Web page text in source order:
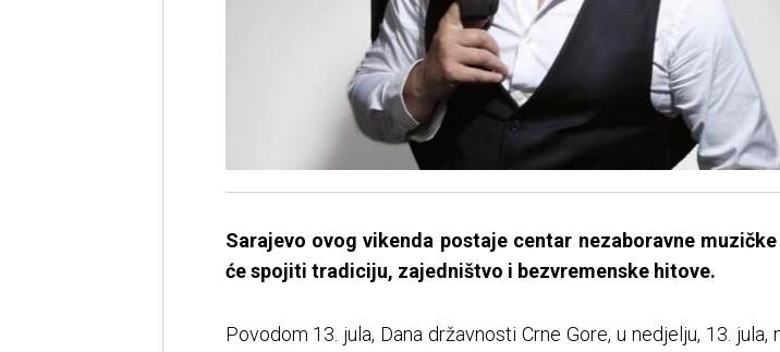
Sarajevo ovog vikenda postaje centar nezaboravne
će spojiti tradiciju, zajedništvo i bezvremenske hitove.
Povodom 13. jula, Dana državnosti Crne Gore, u nedjelju, 13. jula,